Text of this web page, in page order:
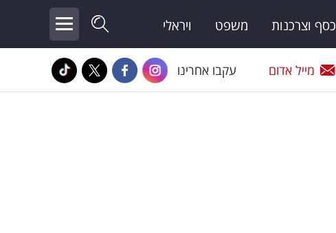
כסף וצרכנות משפט ויראלי
מייל אדום עקבו אחרינו